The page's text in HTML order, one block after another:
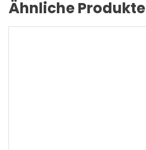
Ähnliche Produkte